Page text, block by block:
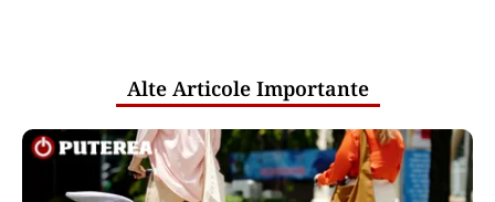
Alte Articole Importante